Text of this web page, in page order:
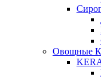
Овощные